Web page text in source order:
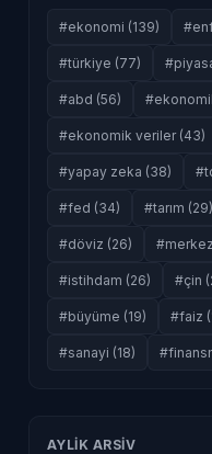
#ekonomi (139)
#türkiye (77)
#abd (56)
#ekonomik veriler (43)
#yapay zeka (38)
#fed (34) #tarım (29)
#döviz (26)
#istihdam (26) #çin
#büyüme (19) #faiz
#sanayi (18)
AYLIK ARSIV